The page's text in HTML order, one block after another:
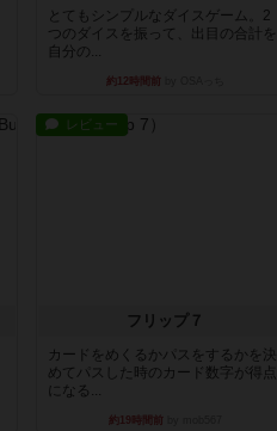
とてもシンプルなダイスゲーム。2
つのダイスを振って、出目の合計を
自分の...
約12時間前
レビュー
フリップ７
カードをめくるかパスをするかを決
めてパスした時のカード数字が得点
になる...
約19時間前